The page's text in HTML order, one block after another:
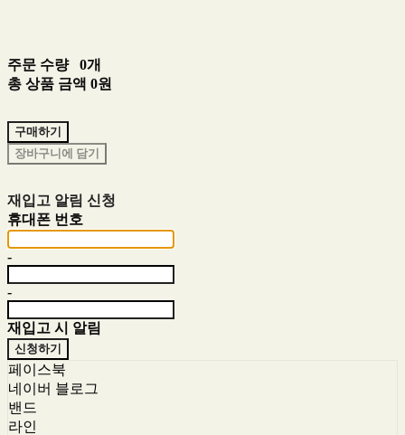
주문 수량
0개
총 상품 금액 0원
구매하기
장바구니에 담기
재입고 알림 신청
휴대폰 번호
-
-
재입고 시 알림
신청하기
페이스북
네이버 블로그
밴드
라인